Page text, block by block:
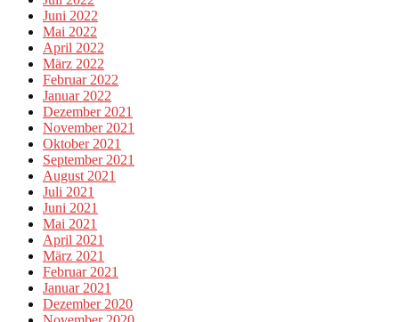
Juni 2022
Mai 2022
April 2022
März 2022
Februar 2022
Januar 2022
Dezember 2021
November 2021
Oktober 2021
September 2021
August 2021
Juli 2021
Juni 2021
Mai 2021
April 2021
März 2021
Februar 2021
Januar 2021
Dezember 2020